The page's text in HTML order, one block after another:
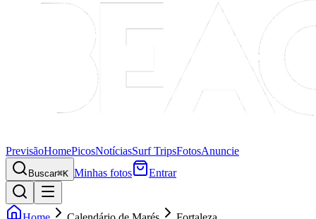
PrevisãoHomePicosNotíciasSurf TripsFotosAnuncie
Buscar⌘K Minhas fotos Entrar